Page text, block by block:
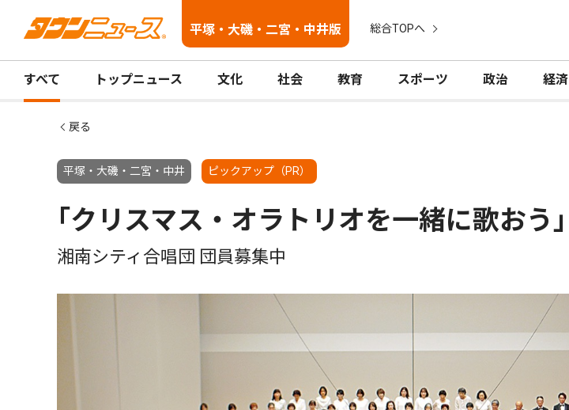
平塚・大磯・二宮・中井版 総合TOPへ
すべて トップニュース 文化 社会 教育 スポーツ 政治 経済
戻る
平塚・大磯・二宮・中井 ピックアップ（PR）
｢クリスマス・オラトリオを一緒に歌おう｣
湘南シティ合唱団 団員募集中